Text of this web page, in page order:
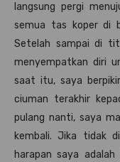
langsung pergi
semua tas koper di
Setelah sampai di
menyempatkan diri
saat itu, saya
ciuman terakhir
pulang nanti, saya
kembali. Jika tidak
harapan saya